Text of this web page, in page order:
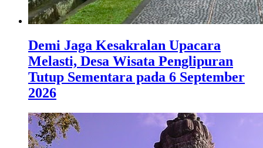
Demi Jaga Kesakralan Upacara
Melasti, Desa Wisata Penglipuran
Tutup Sementara pada 6 September
2026